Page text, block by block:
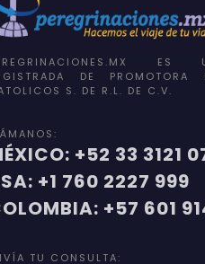
ES
DE PROMOTORA
S. DE R.L. DE C.V.
+52 33 3121
+1 760 2227 999
+57 601
TU CONSULTA: